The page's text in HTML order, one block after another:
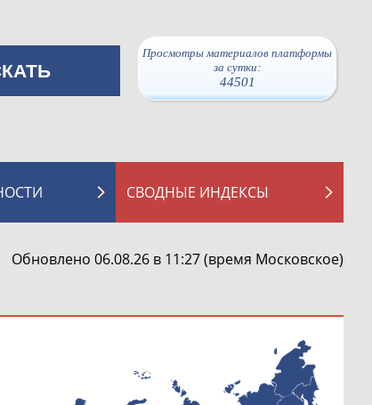
Просмотры материалов платформы
за сутки:
44501
СВОДНЫЕ ИНДЕКСЫ
Обновлено 06.08.26 в 11:27 (время Московское)